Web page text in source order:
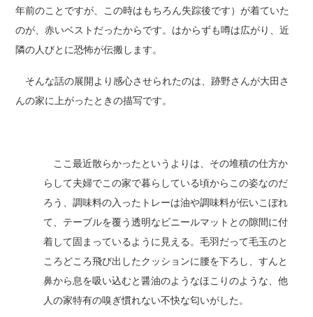
年前のことですが、この時はもちろん失踪後です）が着ていた
のが、赤いベストだったからです。はからずも噂は広がり、近
隣の人びとに恐怖が伝搬します。
そんな話の展開より感心させられたのは、跡野さんが大田さ
んの家に上がったときの描写です。
ここ最近散らかったというよりは、その堆積の仕方か
らして夫婦でこの家で暮らしている頃からこの姿なのだ
ろう、調味料の入ったトレーは油や調味料が伝いこぼれ
て、テーブルを覆う透明なビニールマットとの隙間に付
着して固まっているように見える。毛羽だって毛玉のと
ころどころ飛び出したクッションに腰を下ろし、すんと
鼻から息を吸い込むと醤油のようなほこりのような、他
人の家特有の嗅ぎ慣れない不快な匂いがした。